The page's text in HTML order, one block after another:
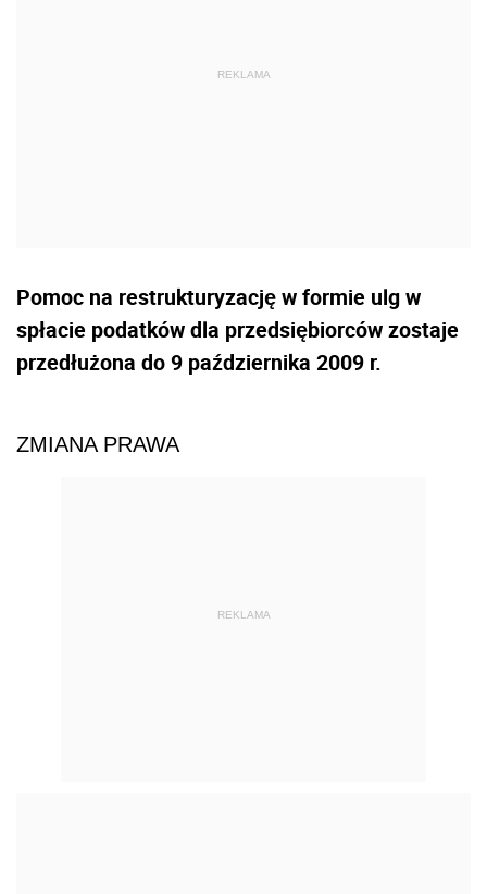
Pomoc na restrukturyzację w formie ulg w
spłacie podatków dla przedsiębiorców zostaje
przedłużona do 9 października 2009 r.
ZMIANA PRAWA
REKLAMA